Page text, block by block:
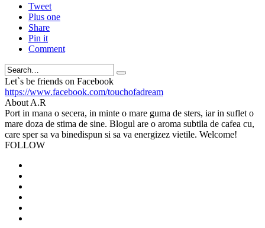
Tweet
Plus one
Share
Pin it
Comment
Search
Let`s be friends on Facebook
https://www.facebook.com/touchofadream
About A.R
Port in mana o secera, in minte o mare guma de sters, iar in suflet o
mare doza de stima de sine. Blogul are o aroma subtila de cafea cu,
care sper sa va binedispun si sa va energizez vietile. Welcome!
FOLLOW